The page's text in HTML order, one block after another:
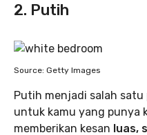
2. Putih
Source: Getty Images
Putih menjadi salah
untuk kamu yang punya
memberikan kesan luas,